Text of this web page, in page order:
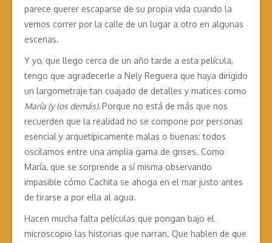
parece querer escaparse de su propia vida cuando la
vemos correr por la calle de un lugar a otro en algunas
escenas.
Y yo, que llego cerca de un año tarde a esta película,
tengo que agradecerle a Nely Reguera que haya dirigido
un largometraje tan cuajado de detalles y matices como
María (y los demás). Porque no está de más que nos
recuerden que la realidad no se compone por personas
esencial y arquetípicamente malas o buenas: todos
oscilamos entre una amplia gama de grises. Como
María, que se sorprende a sí misma observando
impasible cómo Cachita se ahoga en el mar justo antes
de tirarse a por ella al agua.
Hacen mucha falta películas que pongan bajo el
microscopio las historias que narran. Que hablen de que